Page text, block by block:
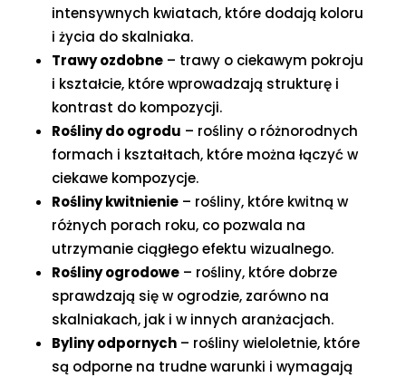
intensywnych kwiatach, które dodają koloru
i życia do skalniaka.
Trawy ozdobne – trawy o ciekawym pokroju
i kształcie, które wprowadzają strukturę i
kontrast do kompozycji.
Rośliny do ogrodu – rośliny o różnorodnych
formach i kształtach, które można łączyć w
ciekawe kompozycje.
Rośliny kwitnienie – rośliny, które kwitną w
różnych porach roku, co pozwala na
utrzymanie ciągłego efektu wizualnego.
Rośliny ogrodowe – rośliny, które dobrze
sprawdzają się w ogrodzie, zarówno na
skalniakach, jak i w innych aranżacjach.
Byliny odpornych – rośliny wieloletnie, które
są odporne na trudne warunki i wymagają